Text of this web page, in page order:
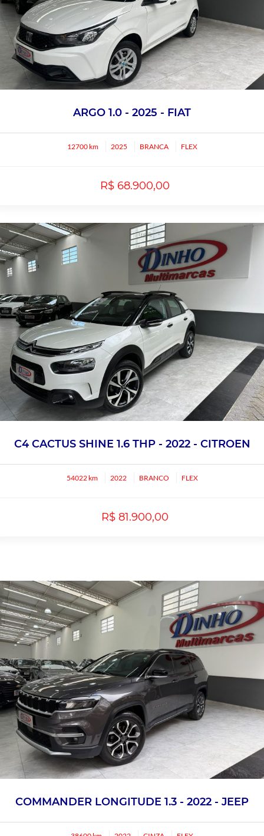
ARGO 1.0 - 2025 - FIAT
12700 km 2025 BRANCA FLEX
R$ 68.900,00
C4 CACTUS SHINE 1.6 THP - 2022 - CITROEN
54022 km 2022 BRANCO FLEX
R$ 81.900,00
COMMANDER LONGITUDE 1.3 - 2022 - JEEP